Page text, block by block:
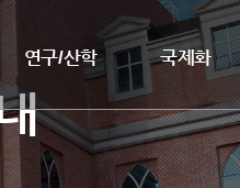
연구/산학 국제화